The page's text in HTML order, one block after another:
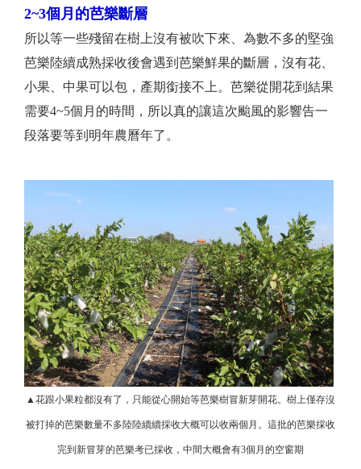
2~3個月的芭樂斷層
所以等一些殘留在樹上沒有被吹下來、為數不多的堅強
芭樂陸續成熟採收後會遇到芭樂鮮果的斷層，沒有花、
小果、中果可以包，產期銜接不上。芭樂從開花到結果
需要4~5個月的時間，所以真的讓這次颱風的影響告一
段落要等到明年農曆年了。
▲花跟小果粒都沒有了，只能從心開始等芭樂樹冒新芽開花。樹上僅存沒
被打掉的芭樂數量不多陸陸續續採收大概可以收兩個月。這批的芭樂採收
完到新冒芽的芭樂考已採收，中間大概會有3個月的空窗期